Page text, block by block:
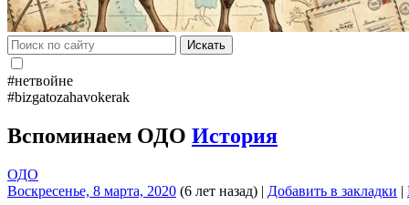
Искать
#нетвойне
#bizgatozahavokerak
Вспоминаем ОДО История
ОДО
Воскресенье, 8 марта, 2020 (6 лет назад) | Добавить в закладки |